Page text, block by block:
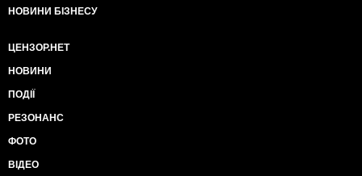
НОВИНИ БІЗНЕСУ
ЦЕНЗОР.НЕТ
НОВИНИ
ПОДІЇ
РЕЗОНАНС
ФОТО
ВІДЕО